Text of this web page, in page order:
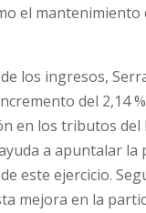
el mantenimiento
los ingresos,
del 2,14
en los tributos del
a apuntalar la
este ejercicio.
mejora en la